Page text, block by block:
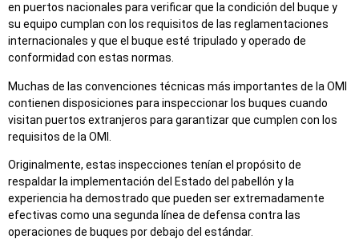
en puertos nacionales para verificar que la condición del buque y
su equipo cumplan con los requisitos de las reglamentaciones
internacionales y que el buque esté tripulado y operado de
conformidad con estas normas.
Muchas de las convenciones técnicas más importantes de la OMI
contienen disposiciones para inspeccionar los buques cuando
visitan puertos extranjeros para garantizar que cumplen con los
requisitos de la OMI.
Originalmente, estas inspecciones tenían el propósito de
respaldar la implementación del Estado del pabellón y la
experiencia ha demostrado que pueden ser extremadamente
efectivas como una segunda línea de defensa contra las
operaciones de buques por debajo del estándar.